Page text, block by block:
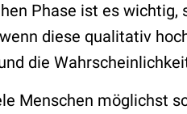
Phase ist es wichtig,
diese qualitativ
die
Menschen möglichst